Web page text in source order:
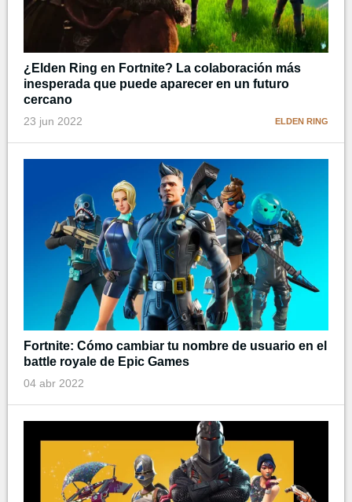
¿Elden Ring en Fortnite? La colaboración más
inesperada que puede aparecer en un futuro
cercano
23 jun 2022 ELDEN RING
Fortnite: Cómo cambiar tu nombre de usuario en el
battle royale de Epic Games
04 abr 2022